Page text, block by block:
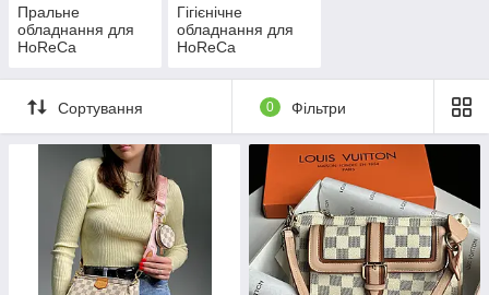
Пральне
обладнання для
HoReCa
Гігієнічне
обладнання для
HoReCa
Сортування 0 Фільтри